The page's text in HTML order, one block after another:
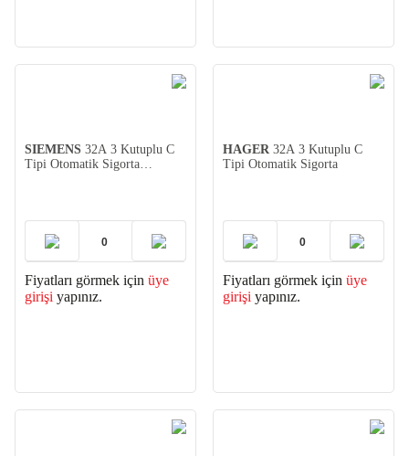
SIEMENS 32A 3 Kutuplu C
Tipi Otomatik Sigorta
Fiyatları görmek için üye
girişi yapınız.
HAGER 32A 3 Kutuplu C
Tipi Otomatik Sigorta
Fiyatları görmek için üye
girişi yapınız.